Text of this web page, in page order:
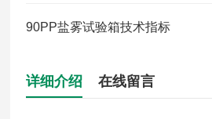
90PP盐雾试验箱技术指标
详细介绍 在线留言